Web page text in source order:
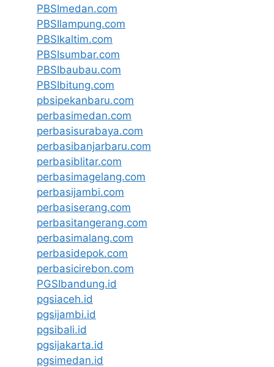
PBSImedan.com
PBSIlampung.com
PBSIkaltim.com
PBSIsumbar.com
PBSIbaubau.com
PBSIbitung.com
pbsipekanbaru.com
perbasimedan.com
perbasisurabaya.com
perbasibanjarbaru.com
perbasiblitar.com
perbasimagelang.com
perbasijambi.com
perbasiserang.com
perbasitangerang.com
perbasimalang.com
perbasidepok.com
perbasicirebon.com
PGSIbandung.id
pgsiaceh.id
pgsijambi.id
pgsibali.id
pgsijakarta.id
pgsimedan.id